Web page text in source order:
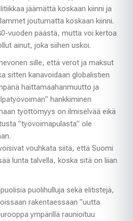
jäämättä koskaan kiinni ja
joutumatta koskaan kiinni.
vuoden päästä, mutta voi kertoa
ainut, joka siihen uskoi.
sille, että verot ja maksut
sitten kanavoidaan globalistien
haittamaahanmuutto ja
hankkiminen
työttömyys on ilmiselvää eikä
”työvoimapulasta” ole
vouhkata siitä, että Suomi
lunta talvella, koska sitä on liian
puolihulluja sekä elitistejä,
rakentaessaan ”uutta
ympärillä raunioituu